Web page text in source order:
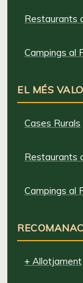
Restaurants
Campings al
EL MÉS
Cases Rurals
Restaurants
Campings al
+ Allotjament